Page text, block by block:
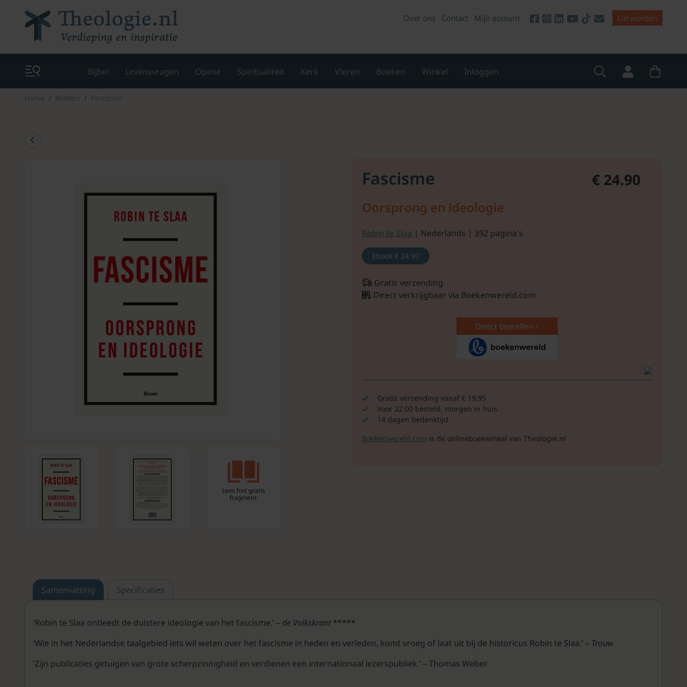
Over ons Contact Mijn account Lid worden
Bijbel Levensvragen Opinie Spiritualiteit Kerk Vieren Boeken Winkel Inloggen
Home Boeken Fascisme
Lees het gratis
fragment
Fascisme
Oorsprong en ideologie
€ 24.90
Robin te Slaa | Nederlands | 392 pagina's
Ebook € 24.90
Gratis verzending
Direct verkrijgbaar via Boekenwereld.com
Direct bestellen
Gratis verzending vanaf € 19,95
Voor 22:00 besteld, morgen in huis
14 dagen bedenktijd
Boekenwereld.com is de onlineboekwinkel van Theologie.nl
Samenvatting Specificaties
‘Robin te Slaa ontleedt de duistere ideologie van het fascisme.’ – de Volkskrant *****
‘Wie in het Nederlandse taalgebied iets wil weten over het fascisme in heden en verleden, komt vroeg of laat uit bij de historicus Robin te Slaa.’ – Trouw
‘Zijn publicaties getuigen van grote scherpzinnigheid en verdienen een internationaal lezerspubliek.’ – Thomas Weber